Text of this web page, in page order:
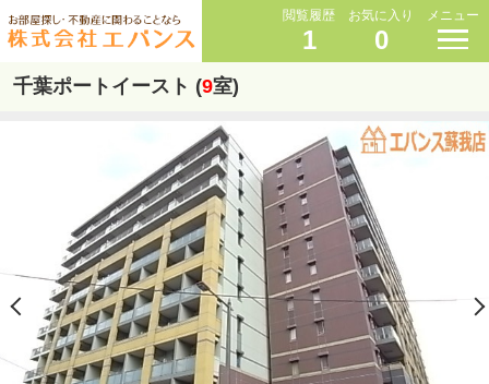
閲覧履歴
1
お気に入り
0
メニュー
千葉ポートイースト (9室)